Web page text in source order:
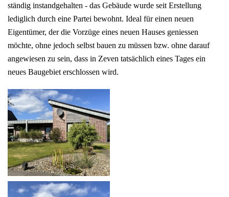
ständig instandgehalten - das Gebäude wurde seit Erstellung
lediglich durch eine Partei bewohnt. Ideal für einen neuen
Eigentümer, der die Vorzüge eines neuen Hauses geniessen
möchte, ohne jedoch selbst bauen zu müssen bzw. ohne darauf
angewiesen zu sein, dass in Zeven tatsächlich eines Tages ein
neues Baugebiet erschlossen wird.